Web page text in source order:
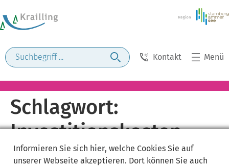
Kontakt Menü
Schlagwort:
Investitionskosten
Informieren Sie sich hier, welche Cookies Sie auf
unserer Webseite akzeptieren. Dort können Sie auch